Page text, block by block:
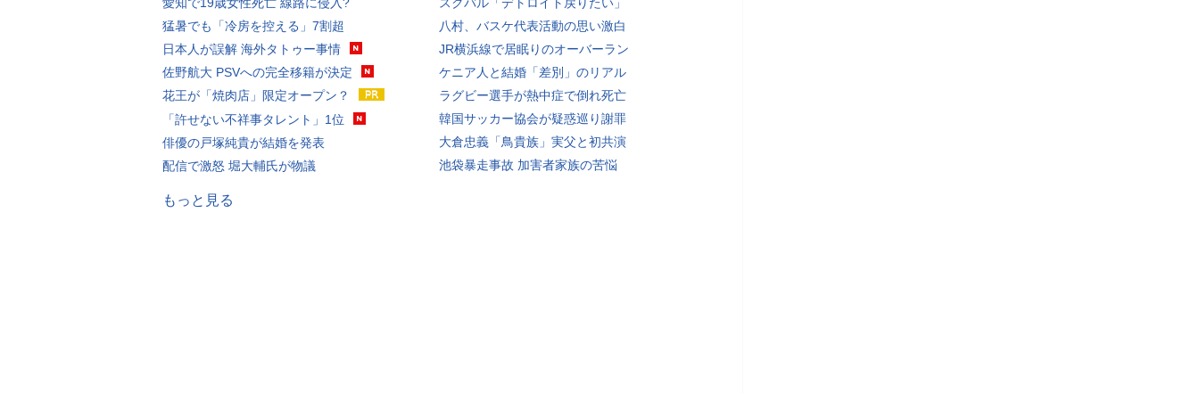
猛暑でも「冷房を控える」7割超
日本人が誤解 海外タトゥー事情
佐野航大 PSVへの完全移籍が決定
花王が「焼肉店」限定オープン？
「許せない不祥事タレント」1位
俳優の戸塚純貴が結婚を発表
配信で激怒 堀大輔氏が物議
八村、バスケ代表活動の思い激白
JR横浜線で居眠りのオーバーラン
ケニア人と結婚「差別」のリアル
ラグビー選手が熱中症で倒れ死亡
韓国サッカー協会が疑惑巡り謝罪
大倉忠義「鳥貴族」実父と初共演
池袋暴走事故 加害者家族の苦悩
もっと見る